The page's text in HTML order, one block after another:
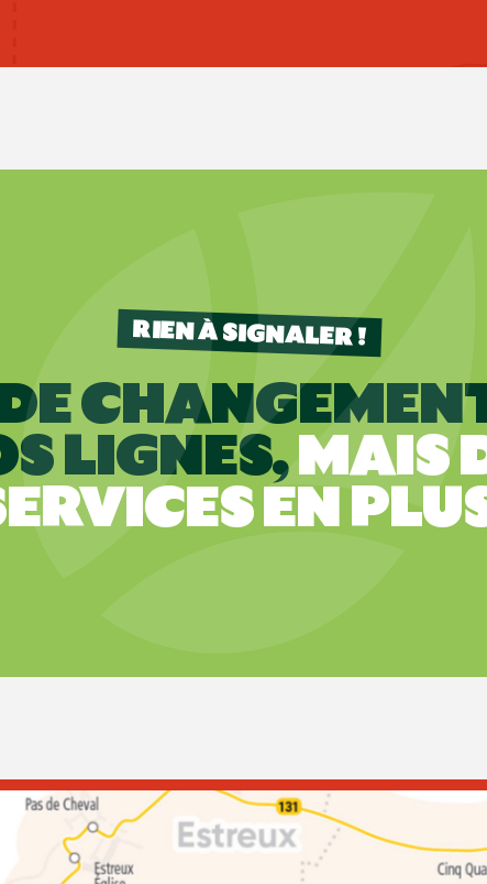
RIEN À SIGNALER !
LIGNES,MAIS
EN